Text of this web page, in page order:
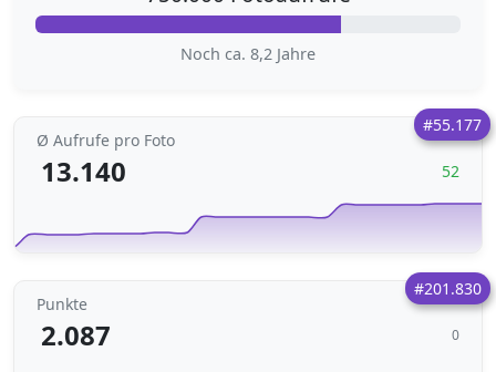
Noch ca. 8,2 Jahre
#55.177
Ø Aufrufe pro Foto
13.140 52
#201.830
Punkte
2.087 0